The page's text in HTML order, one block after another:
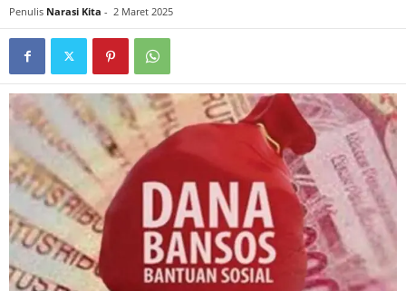
Penulis Narasi Kita - 2 Maret 2025